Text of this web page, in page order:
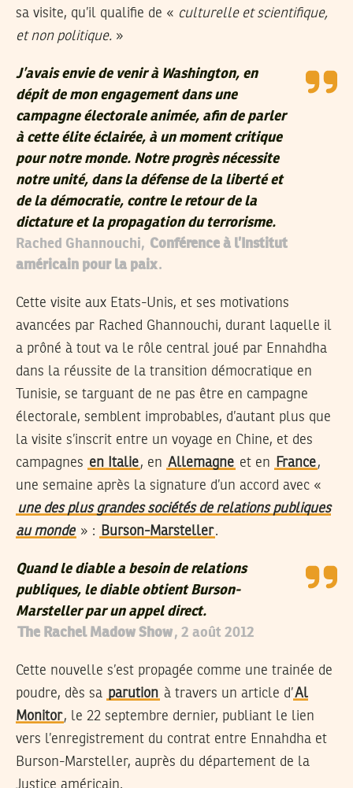
sa visite, qu’il qualifie de « culturelle et scientifique,
et non politique. »
J’avais envie de venir à Washington, en
dépit de mon engagement dans une
campagne électorale animée, afin de parler
à cette élite éclairée, à un moment critique
pour notre monde. Notre progrès nécessite
notre unité, dans la défense de la liberté et
de la démocratie, contre le retour de la
dictature et la propagation du terrorisme.
Rached Ghannouchi, Conférence à l’Institut
américain pour la paix.
Cette visite aux Etats-Unis, et ses motivations
avancées par Rached Ghannouchi, durant laquelle il
a prôné à tout va le rôle central joué par Ennahdha
dans la réussite de la transition démocratique en
Tunisie, se targuant de ne pas être en campagne
électorale, semblent improbables, d’autant plus que
la visite s’inscrit entre un voyage en Chine, et des
campagnes en Italie, en Allemagne et en France,
une semaine après la signature d’un accord avec «
une des plus grandes sociétés de relations publiques
au monde » : Burson-Marsteller.
Quand le diable a besoin de relations
publiques, le diable obtient Burson-
Marsteller par un appel direct.
The Rachel Madow Show, 2 août 2012
Cette nouvelle s’est propagée comme une trainée de
poudre, dès sa parution à travers un article d’Al
Monitor, le 22 septembre dernier, publiant le lien
vers l’enregistrement du contrat entre Ennahdha et
Burson-Marsteller, auprès du département de la
Justice américain.